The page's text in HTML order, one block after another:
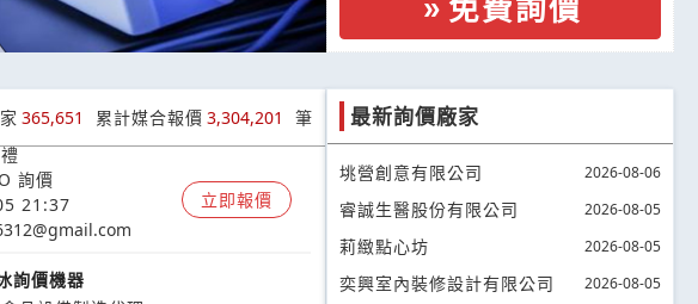
免費詢價
365,651 累計媒合報價 3,304,201 筆
價費用
詢價
21:37
立即報價
品設備製造代理
最新詢價廠家
垗營創意有限公司 2026-08-06
睿誠生醫股份有限公司 2026-08-05
莉緻點心坊 2026-08-05
奕興室內裝修設計有限公司 2026-08-05